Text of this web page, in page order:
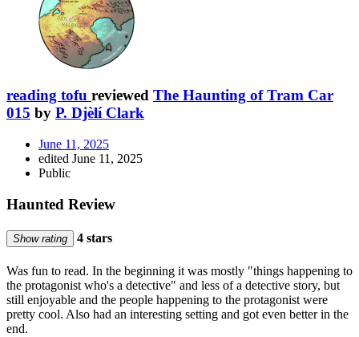
reading tofu reviewed The Haunting of Tram Car
015 by P. Djèlí Clark
June 11, 2025
edited June 11, 2025
Public
Haunted Review
Show rating 4 stars
Was fun to read. In the beginning it was mostly "things happening to
the protagonist who's a detective" and less of a detective story, but
still enjoyable and the people happening to the protagonist were
pretty cool. Also had an interesting setting and got even better in the
end.